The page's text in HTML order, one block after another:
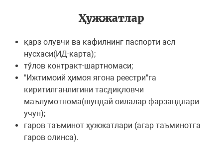
Ҳужжатлар
қарз олувчи ва кафилнинг паспорти асл
нусхаси(ИД-карта);
тўлов контракт-шартномаси;
"Ижтимоий ҳимоя ягона реестри"га
киритилганлигини тасдиқловчи
маълумотнома(шундай оилалар фарзандлари
учун);
гаров таъминот ҳужжатлари (агар таъминотга
гаров олинса).